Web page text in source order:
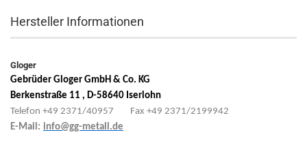
Hersteller Informationen
Gloger
Gebrüder Gloger GmbH & Co. KG
Berkenstraße 11 , D-58640 Iserlohn
Telefon +49 2371/40957 Fax +49 2371/2199942
E-Mail: info@gg-metall.de